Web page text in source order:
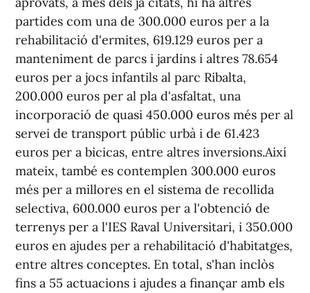
partides com una de 300.000 euros per a la
rehabilitació d'ermites, 619.129 euros per a
manteniment de parcs i jardins i altres 78.654
euros per a jocs infantils al parc Ribalta,
200.000 euros per al pla d'asfaltat, una
incorporació de quasi 450.000 euros més per al
servei de transport públic urbà i de 61.423
euros per a bicicas, entre altres inversions.Així
mateix, també es contemplen 300.000 euros
més per a millores en el sistema de recollida
selectiva, 600.000 euros per a l'obtenció de
terrenys per a l'IES Raval Universitari, i 350.000
euros en ajudes per a rehabilitació d'habitatges,
entre altres conceptes. En total, s'han inclòs
fins a 55 actuacions i ajudes a finançar amb els